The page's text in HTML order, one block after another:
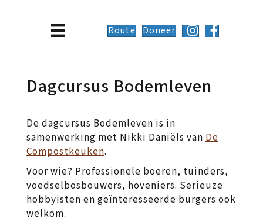
Route Doneer
Dagcursus Bodemleven
De dagcursus Bodemleven is in
samenwerking met Nikki Daniëls vanDe
Compostkeuken.
Voor wie? Professionele boeren, tuinders,
voedselbosbouwers, hoveniers. Serieuze
hobbyisten en geïnteresseerde burgers ook
welkom.